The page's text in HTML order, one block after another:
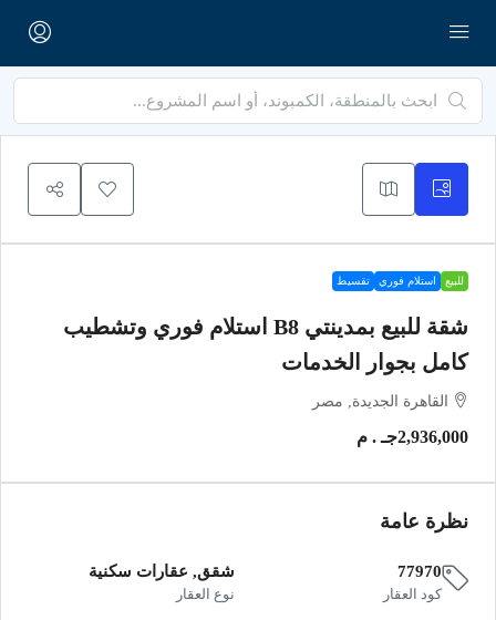
للبيع استلام فوري تقسيط
شقة للبيع بمدينتي B8 استلام فوري وتشطيب
كامل بجوار الخدمات
القاهرة الجديدة, مصر
2,936,000جـ . م
نظرة عامة
77970
كود العقار
شقق, عقارات سكنية
نوع العقار